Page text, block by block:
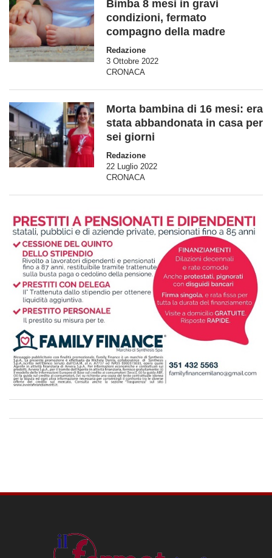
Bimba 8 mesi in gravi
condizioni, fermato
compagno della madre
Redazione
3 Ottobre 2022
CRONACA
Morta bambina di 16 mesi: era
stata abbandonata in casa per
sei giorni
Redazione
22 Luglio 2022
CRONACA